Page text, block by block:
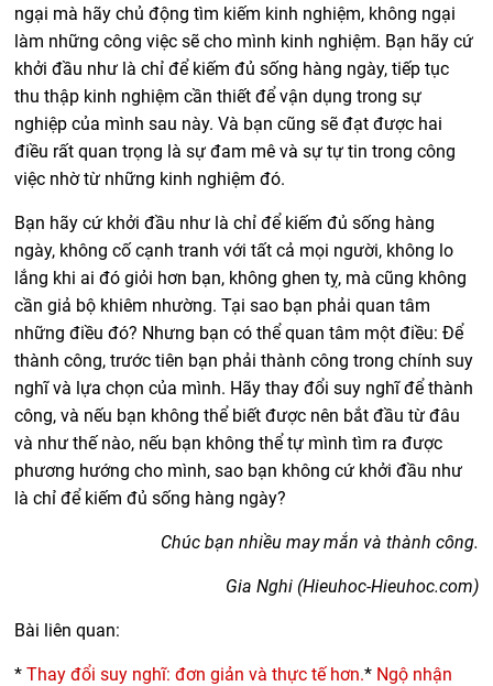
ngại mà hãy chủ động tìm kiếm kinh nghiệm, không ngại
làm những công việc sẽ cho mình kinh nghiệm. Bạn hãy cứ
khởi đầu như là chỉ để kiếm đủ sống hàng ngày, tiếp tục
thu thập kinh nghiệm cần thiếtđể vận dụng trong sự
nghiệp của mìnhsau này. Và bạn cũng sẽ đạt được hai
điều rất quan trọng là sự đam mê và sự tự tin trong công
việc nhờtừ những kinh nghiệm đó.
Bạn hãy cứ khởi đầu như là chỉ để kiếm đủ sống hàng
ngày, không cố cạnh tranh với tất cả mọi người, không lo
lắng khi ai đó giỏi hơn bạn, không ghen tỵ, mà cũng không
cần giả bộ khiêm nhường. Tại sao bạn phải quan tâm
những điều đó? Nhưng bạn có thể quan tâm một điều:Để
thành công, trước tiên bạn phải thành công trong chính suy
nghĩ và lựa chọn của mình. Hãy thay đổi suy nghĩ để thành
công, và nếu bạn không thể biết được nên bắt đầu từ đâu
và như thế nào, nếu bạn không thểtự mình tìm ra được
phương hướng cho mình,sao bạn khôngcứ khởi đầu như
là chỉ để kiếm đủ sống hàng ngày?
Chúc bạn nhiều may mắn và thành công.
Gia Nghi (Hieuhoc-Hieuhoc.com)
Bài liên quan:
*Thay đổi suy nghĩ: đơn giản và thực tế hơn.* Ngộ nhận